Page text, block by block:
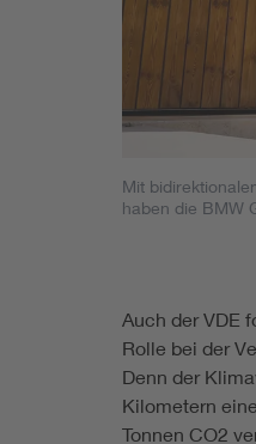
Mit
haben die BMW
Auch der VDE
Rolle bei der
Denn der
Kilometern
Tonnen CO2